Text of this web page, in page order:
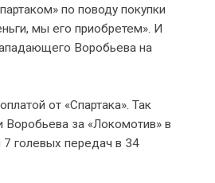
по поводу покупки
мы его приобретем». И
Воробьева на
от «Спартака». Так
Воробьева за «Локомотив» в
голевых передач в 34